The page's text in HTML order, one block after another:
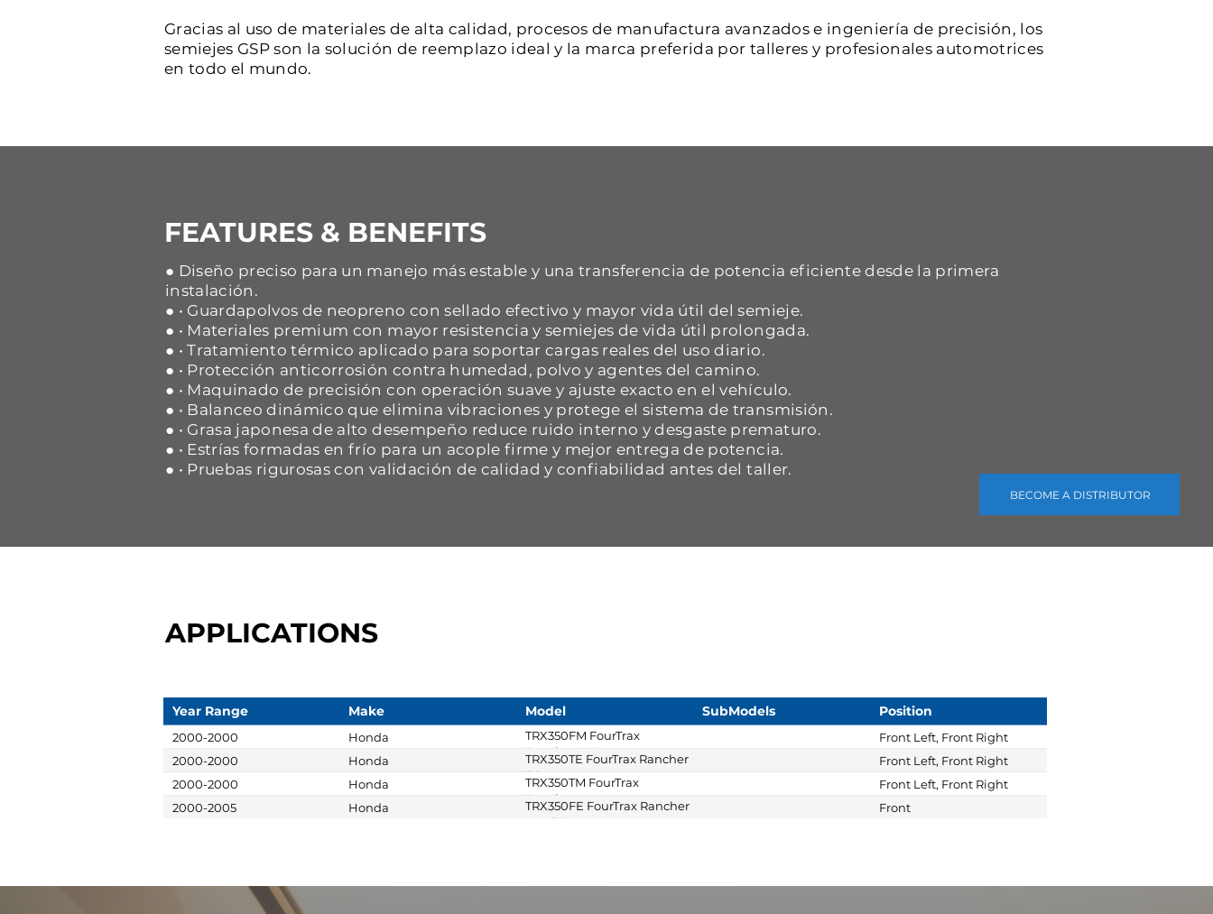
BECOME A DISTRIBUTOR
Gracias al uso de materiales de alta calidad, procesos de manufactura avanzados e ingeniería de precisión, los
semiejes GSP son la solución de reemplazo ideal y la marca preferida por talleres y profesionales automotrices
en todo el mundo.
FEATURES & BENEFITS
● Diseño preciso para un manejo más estable y una transferencia de potencia eficiente desde la primera
instalación.
● • Guardapolvos de neopreno con sellado efectivo y mayor vida útil del semieje.
● • Materiales premium con mayor resistencia y semiejes de vida útil prolongada.
● • Tratamiento térmico aplicado para soportar cargas reales del uso diario.
● • Protección anticorrosión contra humedad, polvo y agentes del camino.
● • Maquinado de precisión con operación suave y ajuste exacto en el vehículo.
● • Balanceo dinámico que elimina vibraciones y protege el sistema de transmisión.
● • Grasa japonesa de alto desempeño reduce ruido interno y desgaste prematuro.
● • Estrías formadas en frío para un acople firme y mejor entrega de potencia.
● • Pruebas rigurosas con validación de calidad y confiabilidad antes del taller.
APPLICATIONS
Year Range Make Model SubModels Position
2000-2000 Honda
TRX350FM FourTrax
Rancher 4X4
Front Left, Front Right
2000-2000
Honda
TRX350TE FourTrax Rancher
ES
Front Left, Front Right
2000-2000
Honda
TRX350TM FourTrax
Rancher
Front Left, Front Right
2000-2005
Honda
TRX350FE FourTrax Rancher
4x4 ES
Front